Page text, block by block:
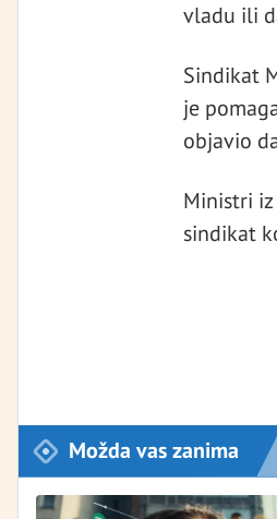
vladu ili
Sindikat
je
objavio
Ministri
sindikat
Možda vas zanima